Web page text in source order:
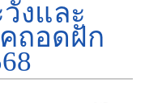
งและ
ถอดฝัก